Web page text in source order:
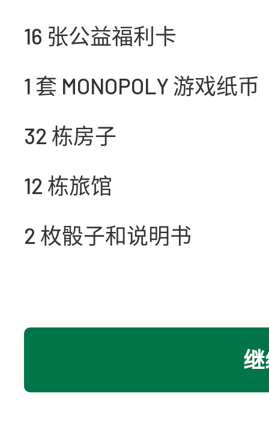
16 张公益福利卡
1 套 MONOPOLY 游戏纸币
32 栋房子
12 栋旅馆
2 枚骰子和说明书